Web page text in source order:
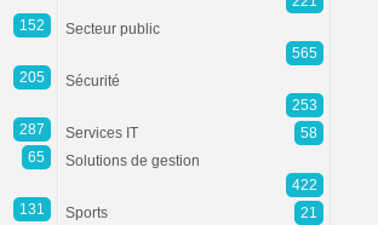
152
205
287
65
131
Secteur public
565
Sécurité
253
Services IT
58
Solutions de gestion
422
Sports
21